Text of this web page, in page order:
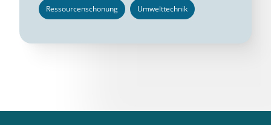
Ressourcenschonung Umwelttechnik